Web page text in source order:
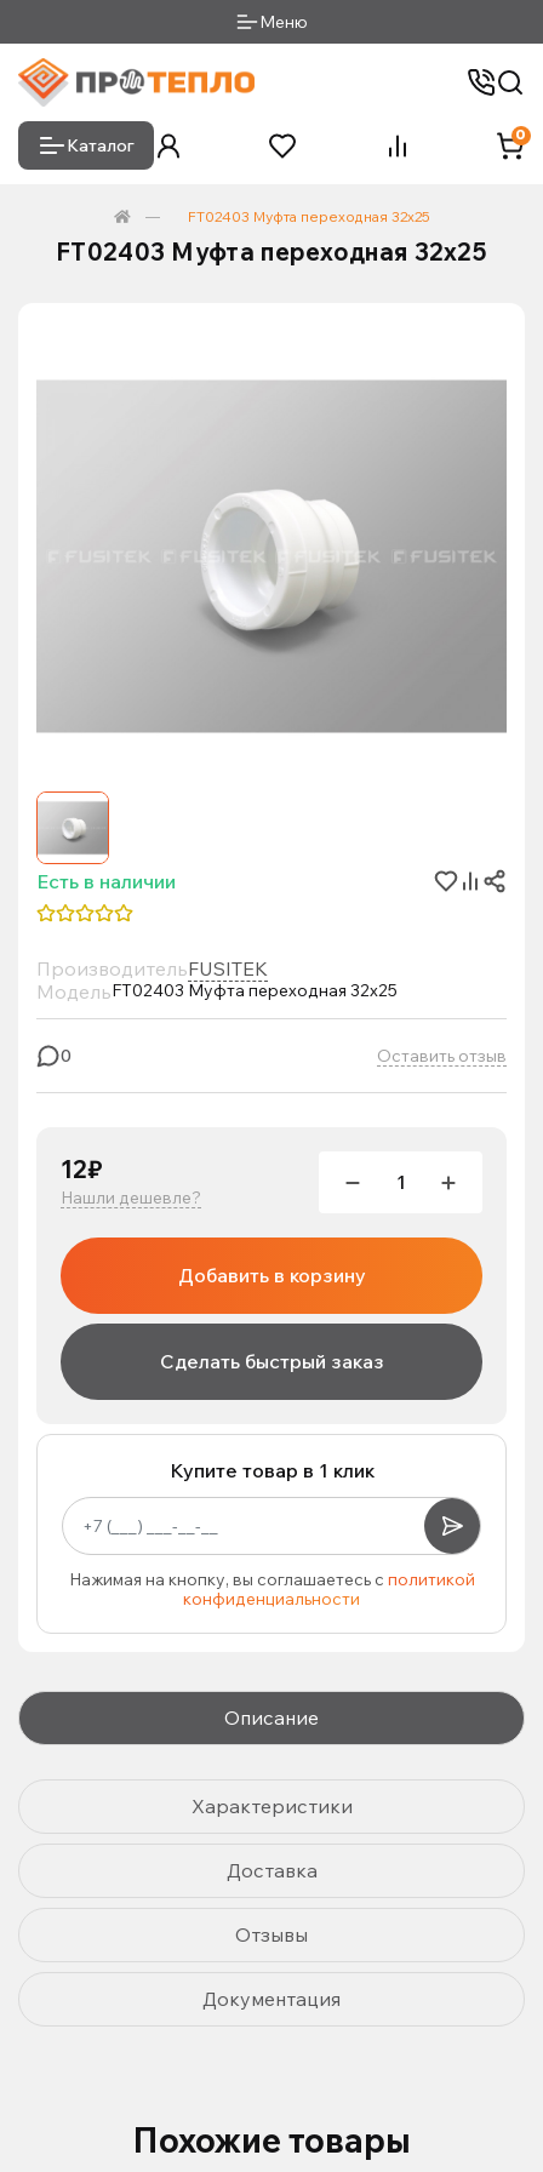
Меню
Каталог
0
FT02403 Муфта переходная 32х25
FT02403 Муфта переходная 32х25
Есть в наличии
ПроизводительFUSITEK
МодельFT02403 Муфта переходная 32х25
0 Оставить отзыв
12₽
Нашли дешевле?
Добавить в корзину
Сделать быстрый заказ
Купите товар в 1 клик
Нажимая на кнопку, вы соглашаетесь с политикой
конфиденциальности
Описание
Характеристики
Доставка
Отзывы
Документация
Похожие товары